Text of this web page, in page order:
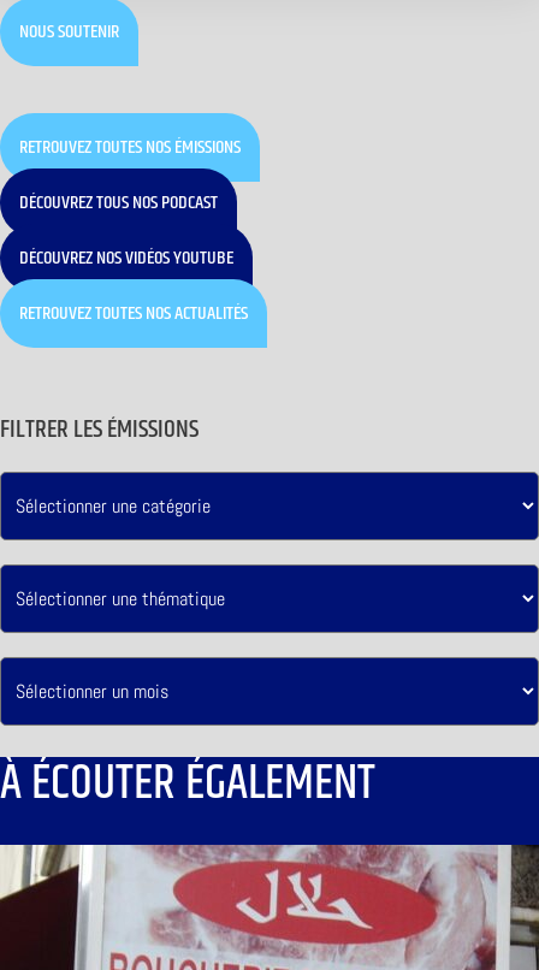
NOUS SOUTENIR
RETROUVEZ TOUTES NOS ÉMISSIONS
DÉCOUVREZ TOUS NOS PODCAST
DÉCOUVREZ NOS VIDÉOS YOUTUBE
RETROUVEZ TOUTES NOS ACTUALITÉS
FILTRER LES ÉMISSIONS
À ÉCOUTER ÉGALEMENT